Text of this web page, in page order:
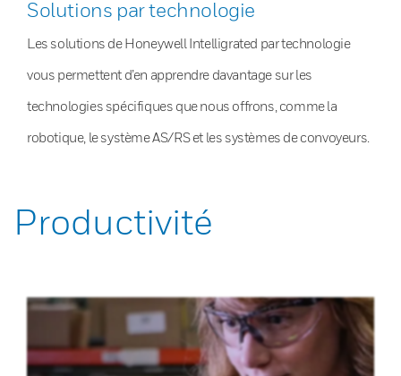
Solutions par technologie
Les solutions de Honeywell Intelligrated par technologie
vous permettent d’en apprendre davantage sur les
technologies spécifiques que nous offrons, comme la
robotique, le système AS/RS et les systèmes de convoyeurs.
Productivité